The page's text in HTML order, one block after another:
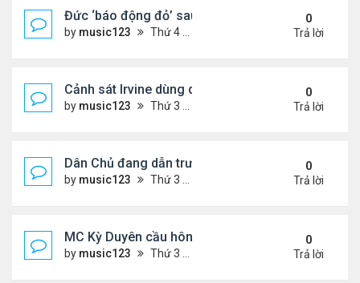
Đức ‘báo động đỏ’ sau vụ phát hiện UAV mang
by music123 Thứ 4 Tháng 8 05, 2026 6:28 pm
0
Trả lời
Cảnh sát Irvine dùng drone bắt kẻ trộm trong
by music123 Thứ 3 Tháng 8 04, 2026 6:20 pm
0
Trả lời
Dân Chủ đang dẫn trước Cộng Hòa trong các
by music123 Thứ 3 Tháng 8 04, 2026 6:17 pm
0
Trả lời
MC Kỳ Duyên cầu hôn lại chồng cũ
by music123 Thứ 3 Tháng 8 04, 2026 6:12 pm
0
Trả lời